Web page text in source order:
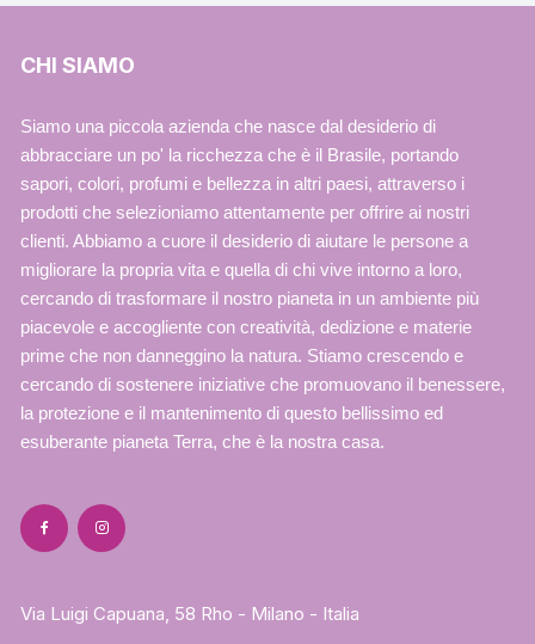
CHI SIAMO
Siamo una piccola azienda che nasce dal desiderio di
abbracciare un po' la ricchezza che è il Brasile, portando
sapori, colori, profumi e bellezza in altri paesi, attraverso i
prodotti che selezioniamo attentamente per offrire ai nostri
clienti. Abbiamo a cuore il desiderio di aiutare le persone a
migliorare la propria vita e quella di chi vive intorno a loro,
cercando di trasformare il nostro pianeta in un ambiente più
piacevole e accogliente con creatività, dedizione e materie
prime che non danneggino la natura. Stiamo crescendo e
cercando di sostenere iniziative che promuovano il benessere,
la protezione e il mantenimento di questo bellissimo ed
esuberante pianeta Terra, che è la nostra casa.
Via Luigi Capuana, 58 Rho - Milano - Italia